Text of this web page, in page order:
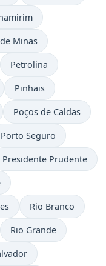
Minas
Petrolina
Pinhais
Poços de Caldas
Porto Seguro
Presidente Prudente
Rio Branco
Rio Grande